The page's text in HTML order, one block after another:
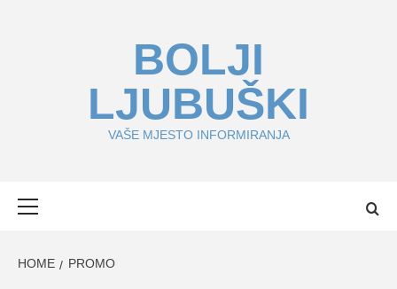
BOLJI
LJUBUŠKI
VAŠE MJESTO INFORMIRANJA
HOME PROMO